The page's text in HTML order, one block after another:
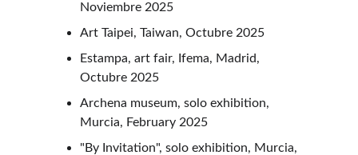
Noviembre 2025
Art Taipei, Taiwan, Octubre 2025
Estampa, art fair, Ifema, Madrid,
Octubre 2025
Archena museum, solo exhibition,
Murcia, February 2025
"By Invitation", solo exhibition, Murcia,